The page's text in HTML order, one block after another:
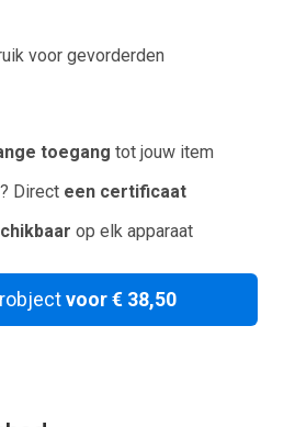
Account en hulp
voor gevorderden
toegang tot jouw item
Direct een certificaat
op elk apparaat
voor € 38,50